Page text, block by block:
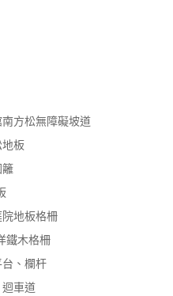
方松無障礙坡道
板
地板格柵
鐵木格柵
、欄杆
車道